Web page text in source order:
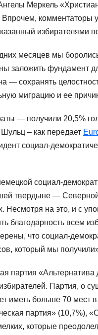
Меркель
Впрочем, комментаторы
избирателями
месяцев мы
заложить фундамент
— сохранять
миграцию и ее
— получили 20,5%
– как передает
социал-
социал-
твердыне —
Несмотря на это, и с
благодарность всем
что социал-
который мы
партия
Партия, о
иметь больше 70 мест
партия» (10,7%),
которые